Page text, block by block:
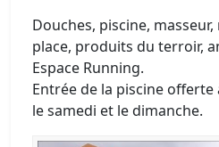
Douches, piscine,
place, produits du terroir,
Espace Running.
Entrée de la piscine
le samedi et le dimanche.